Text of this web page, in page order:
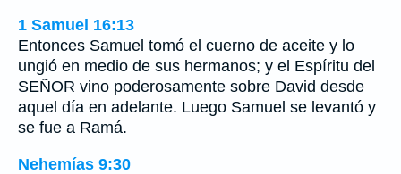
1 Samuel 16:13
Entonces Samuel tomó el cuerno de aceite y lo
ungió en medio de sus hermanos; y el Espíritu del
SEÑOR vino poderosamente sobre David desde
aquel día en adelante. Luego Samuel se levantó y
se fue a Ramá.
Nehemías 9:30